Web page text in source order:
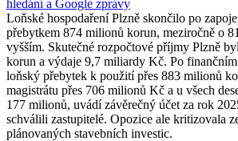
hledání a Google zprávy
Loňské hospodaření Plzně skončilo po
přebytkem 874 milionů korun, meziročně o
vyšším. Skutečné rozpočtové příjmy Plzně
korun a výdaje 9,7 miliardy Kč. Po
loňský přebytek k použití přes 883 milionů
magistrátu přes 706 milionů Kč a u všech
177 milionů, uvádí závěrečný účet za rok
schválili zastupitelé. Opozice ale kritizovala
plánovaných stavebních investic.